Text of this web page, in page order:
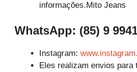
informações.Mito Jeans
WhatsApp: (85) 9
Instagram:
Eles realizam envios para